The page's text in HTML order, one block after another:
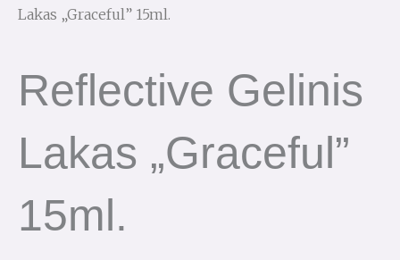
Lakas „Graceful” 15ml.
Reflective Gelinis
Lakas „Graceful”
15ml.